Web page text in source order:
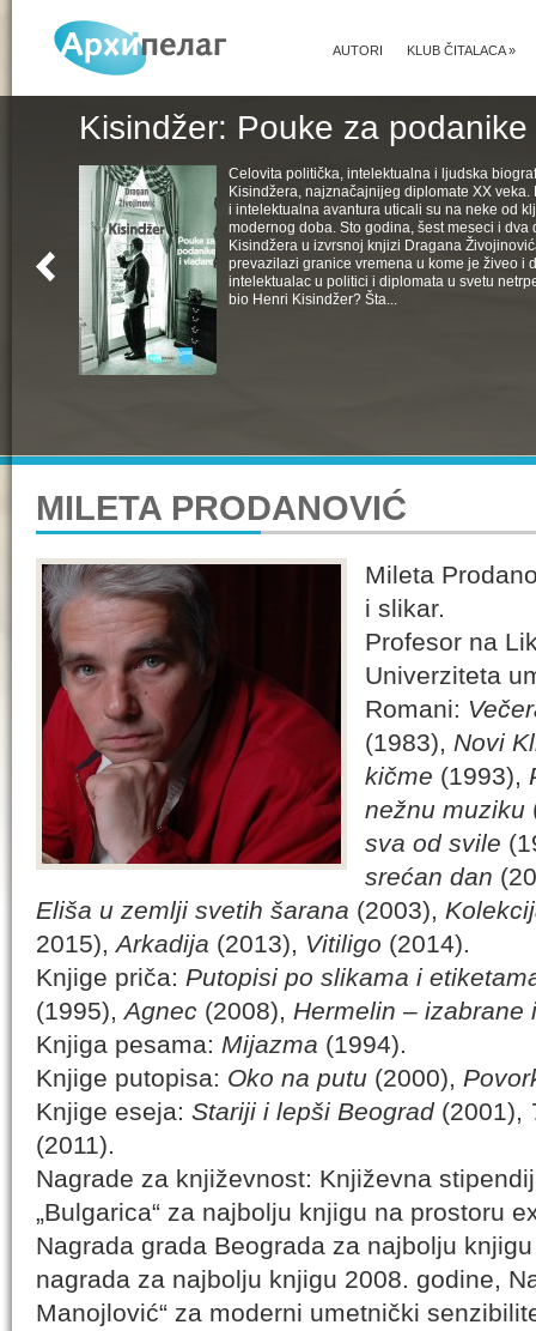
KLUB ČITALACA»
AUTORI
Kisindžer: Pouke za
Celovita politička, intelektualna i ljudska
Kisindžera, najznačajnijeg diplomate XX
i intelektualna avantura uticali su na neke od
modernog doba. Sto godina, šest meseci i dva
Kisindžera u izvrsnoj knjizi Dragana
prevazilazi granice vremena u kome je živeo i
intelektualac u politici i diplomata u svetu
bio Henri Kisindžer? Šta...
MILETA PRODANOVIĆ
Mileta
i slikar.
Profesor na
Univerziteta
Romani:
(1983), Novi
kičme (1993),
nežnu muziku
sva od svile
srećan dan
Eliša u zemlji svetih šarana (2003),
2015),Arkadija (2013), Vitiligo (2014).
Knjige priča: Putopisi po slikama i
(1995),Agnec (2008), Hermelin – izabrane
Knjiga pesama: Mijazma (1994).
Knjige putopisa: Oko na putu (2000),
Knjige eseja: Stariji i lepši Beograd(2001),
(2011).
Nagrade za književnost: Književna
„Bulgarica“ za najbolju knjigu na prostoru
Nagrada grada Beograda za najbolju
nagrada za najbolju knjigu 2008. godine,
Manojlović“ za moderni umetnički